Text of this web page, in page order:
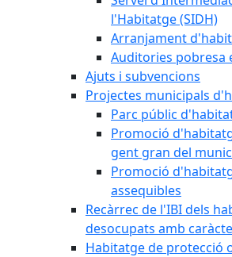
l'Habitatge (SIDH)
Arranjament
Auditories pobresa
Ajuts i subvencions
Projectes municipals
Parc públic
Promoció
gent gran del
Promoció
assequibles
Recàrrec de l'IBI dels
desocupats amb
Habitatge de protecció